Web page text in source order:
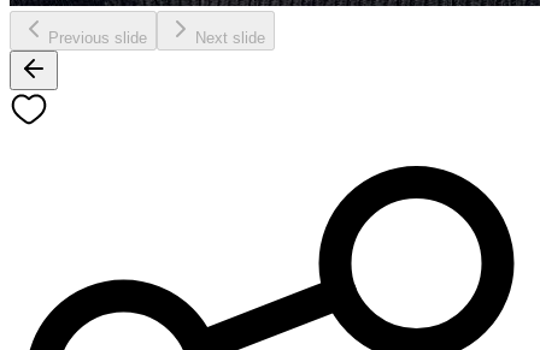
Previous slide Next slide